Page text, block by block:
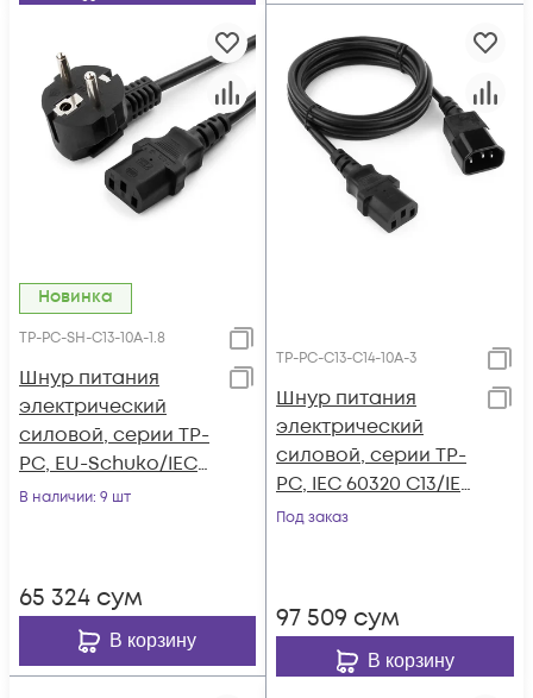
Новинка
TP-PC-SH-С13-10A-1.8
Шнур питания
электрический
силовой, серии TP-
PC, EU-Schuko/IEC
60320 С13 прямой,
В наличии: 9 шт
65 324 сум
В корзину
TP-PC-С13-С14-10A-3
Шнур питания
электрический
силовой, серии TP-
PC, IEC 60320 С13/IEC
60320 С14 прямой,
Под заказ
97 509 сум
В корзину